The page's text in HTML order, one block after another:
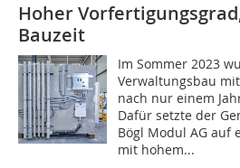
Hoher
Bauzeit
Im Sommer 2023
Verwaltungsbau
nach nur einem
Dafür setzte der
Bögl Modul AG auf
mit hohem...